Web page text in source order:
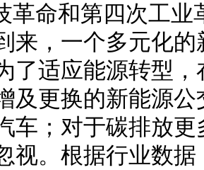
革命和第四次工
来，一个多元化
了适应能源转型
及更换的新能源
车；对于碳排放
视。根据行业数